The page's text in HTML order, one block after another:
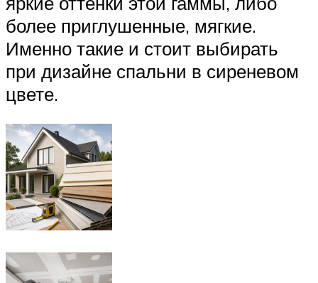
более приглушенные, мягкие.
Именно такие и стоит выбирать
при дизайне спальни в сиреневом
цвете.